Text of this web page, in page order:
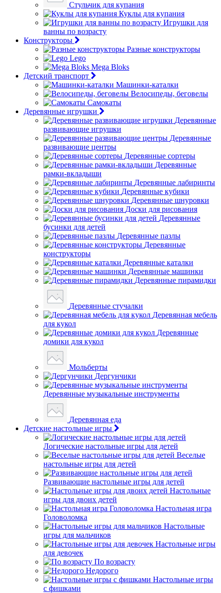
Стульчик для купания
Куклы для купания
Игрушки для
ванны по возрасту
Конструкторы
Разные конструкторы
Lego
Mega Bloks
Детский транспорт
Машинки-каталки
Велосипеды, беговелы
Самокаты
Деревянные игрушки
Деревянные
развивающие игрушки
Деревянные
развивающие центры
Деревянные сортеры
Деревянные
рамки-вкладыши
Деревянные лабиринты
Деревянные кубики
Деревянные шнуровки
Доски для рисования
Деревянные
бусинки для детей
Деревянные пазлы
Деревянные
конструкторы
Деревянные каталки
Деревянные машинки
Деревянные пирамидки
Деревянные стучалки
Деревянная мебель
для кукол
Деревянные
домики для кукол
Мольберты
Дергунчики
Деревянные музыкальные инструменты
Деревянная еда
Детские настольные игры
Логические настольные игры для детей
Веселые
настольные игры для детей
Развивающие настольные игры для детей
Настольные
игры для двоих детей
Настольная игра
Головоломка
Настольные
игры для мальчиков
Настольные игры
для девочек
По возрасту
Недорого
Настольные игры
с фишками